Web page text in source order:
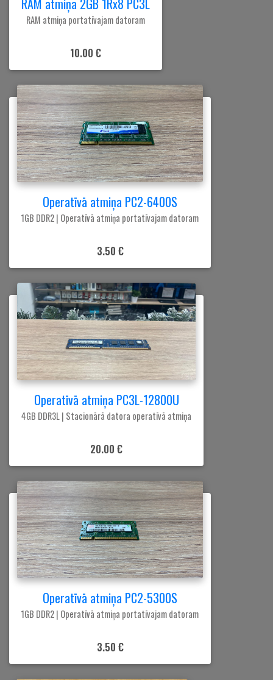
RAM atmiņa portatīvajam datoram
10.00 €
Operatīvā atmiņa PC2-6400S
1GB DDR2 | Operatīvā atmiņa portatīvajam datoram
3.50 €
Operatīvā atmiņa PC3L-12800U
4GB DDR3L | Stacionārā datora operatīvā atmiņa
20.00 €
Operatīvā atmiņa PC2-5300S
1GB DDR2 | Operatīvā atmiņa portatīvajam datoram
3.50 €